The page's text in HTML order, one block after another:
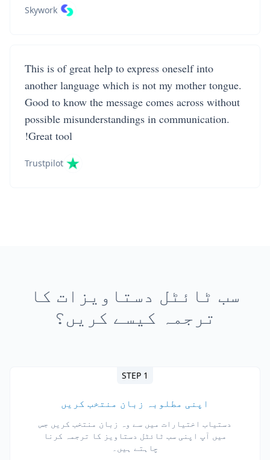
Skywork
This is of great help to express oneself into
another language which is not my mother tongue.
Good to know the message comes across without
possible misunderstandings in communication.
Great tool!
Trustpilot
سب ٹائٹل دستاویزات کا
ترجمہ کیسے کریں؟
STEP 1
اپنی مطلوبہ زبان منتخب کریں
دستیاب اختیارات میں سے وہ زبان منتخب کریں جس
میں آپ اپنی سب ٹائٹل دستاویز کا ترجمہ کرنا
چاہتے ہیں۔